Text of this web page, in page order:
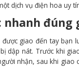
dịch vụ điện hoa uy
nhanh đúng
giao đến tay bạn
dập nát. Trước khi
nhận, sau khi giao